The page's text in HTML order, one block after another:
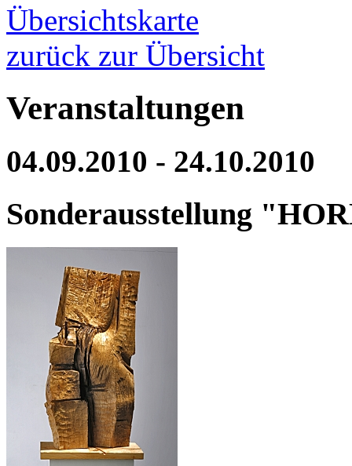
zurück zur Übersicht
Veranstaltungen
04.09.2010 - 24.10.2010
Sonderausstellung